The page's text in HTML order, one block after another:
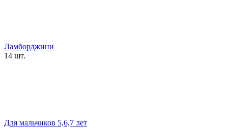
Ламборджини
14 шт.
Для мальчиков 5,6,7 лет